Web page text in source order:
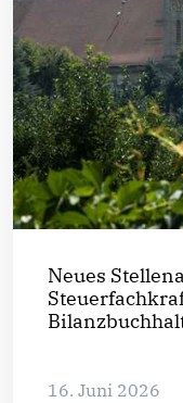
Neues
16. Juni 2026